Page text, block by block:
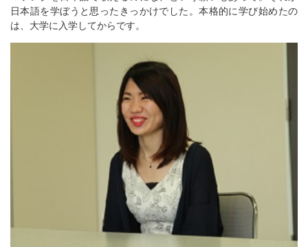
日本語を学ぼうと思ったきっかけでした。本格的に学び始めたの
は、大学に入学してからです。